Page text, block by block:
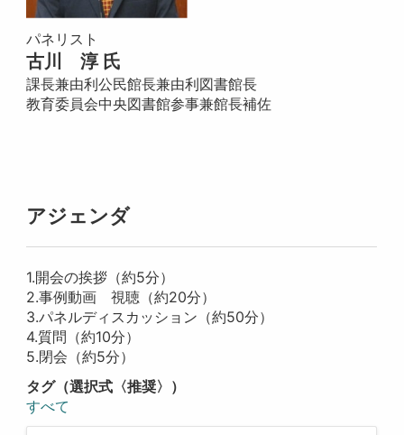
パネリスト
古川 淳 氏
課長兼由利公民館長兼由利図書館長
教育委員会中央図書館参事兼館長補佐
アジェンダ
1.開会の挨拶（約5分）
2.事例動画 視聴（約20分）
3.パネルディスカッション（約50分）
4.質問（約10分）
5.閉会（約5分）
タグ（選択式〈推奨〉）
すべて